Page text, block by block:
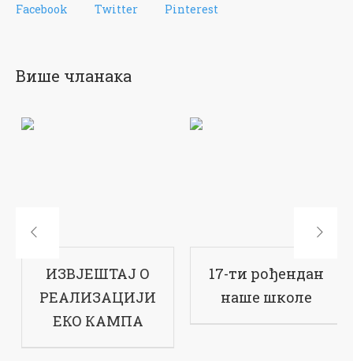
Facebook Twitter Pinterest
Више чланака
Завршен филм
о Еко кампу на
Романији
ИЗВЈЕШТАЈ О
РЕАЛИЗАЦИЈИ
ЕКО КАМПА